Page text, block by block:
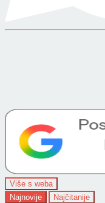
Više s weba
Najnovije
Najčitanije